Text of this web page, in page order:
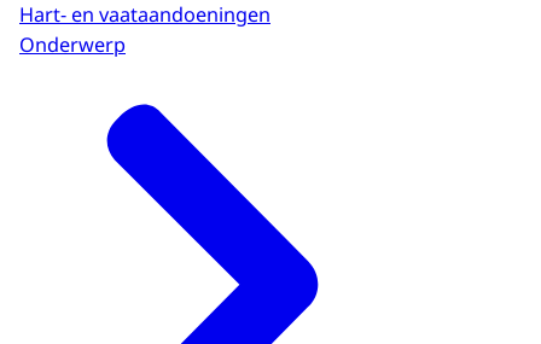
Hart- en vaataandoeningen
Onderwerp